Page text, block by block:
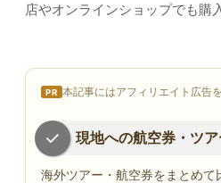
店やオンラインショップでも購
PR 本記事にはアフィリエイト広告
現地への航空券・ツ
海外ツアー・航空券をまとめて